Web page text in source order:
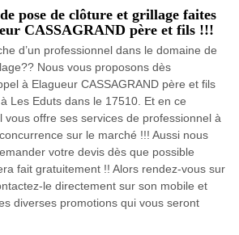
pose de clôture et grillage faites
CASSAGRAND père et fils !!!
d’un professionnel dans le domaine de
Nous vous proposons dès
à Elagueur CASSAGRAND père et fils
Les Eduts dans le 17510. Et en ce
vous offre ses services de professionnel à
sur le marché !!! Aussi nous
votre devis dès que possible
fait gratuitement !! Alors rendez-vous sur
le directement sur son mobile et
diverses promotions qui vous seront